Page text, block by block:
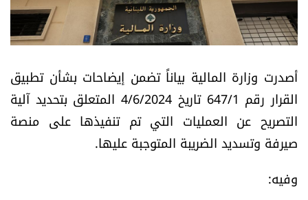
نداء القرّاء
كتّابنا
تحت المجهر
آراء
أصدرت وزارة المالية بياناً تضمن إيضاحات بشأن تطبيق
القرار رقم 647/1 تاريخ 4/6/2024 المتعلق بتحديد آلية
التصريح عن العمليات التي تم تنفيذها على منصة
صيرفة وتسديد الضريبة المتوجبة عليها.
وفيه: